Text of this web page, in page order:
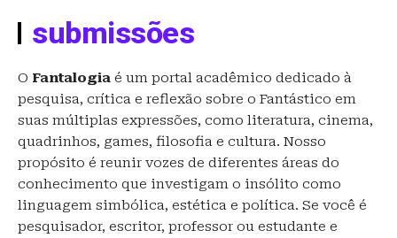
submissões
O Fantalogia é um portal acadêmico dedicado à
pesquisa, crítica e reflexão sobre o Fantástico em
suas múltiplas expressões, como literatura, cinema,
quadrinhos, games, filosofia e cultura. Nosso
propósito é reunir vozes de diferentes áreas do
conhecimento que investigam o insólito como
linguagem simbólica, estética e política. Se você é
pesquisador, escritor, professor ou estudante e